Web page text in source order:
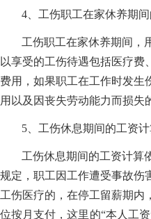
4、工伤职工在家休养期
工伤职工在家休养期间，
以享受的工伤待遇包括医疗费
费用，如果职工在工作时发生
用以及因丧失劳动能力而损失
5、工伤休息期间的工资
工伤休息期间的工资计算
规定，职工因工作遭受事故伤
工伤医疗的，在停工留薪期内
位按月支付，这里的“本人工